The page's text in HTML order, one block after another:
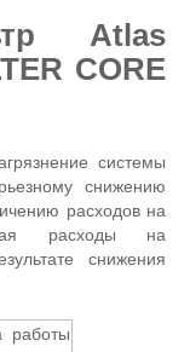
Atlas
CORE
системы
снижению
расходов на
расходы на
снижения